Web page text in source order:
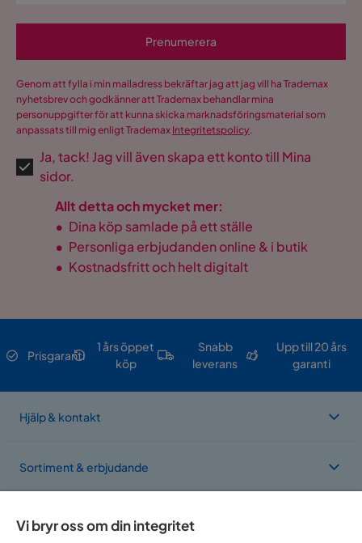
Prenumerera
Genom att fylla i min mailadress bekräftar jag att jag vill ha Trademax
nyhetsbrev och godkänner att Trademax behandlar mina
personuppgifter för att kunna skicka marknadsföringsmaterial som
anpassats till mig enligt Trademax Integritetspolicy.
Ja, tack! Jag vill även skapa ett konto till Mina
sidor.
Allt detta och mycket mer:
• Dina köp samlade på ett ställe
• Personliga erbjudanden online & i butik
• Kostnadsfritt och helt digitalt
Prisgaranti
1 års öppet
köp
Snabb
leverans
Upp till 20 års
garanti
Hjälp & kontakt
Sortiment & erbjudande
Om Trademax
Vi bryr oss om din integritet